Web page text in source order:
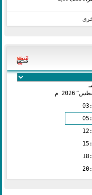
2026 م